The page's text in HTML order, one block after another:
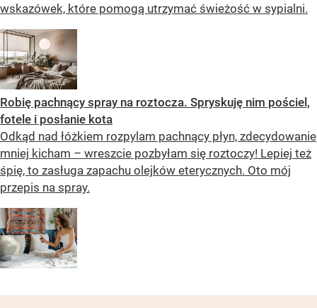
wskazówek, które pomogą utrzymać świeżość w sypialni.
Robię pachnący spray na roztocza. Spryskuję nim pościel,
fotele i posłanie kota
Odkąd nad łóżkiem rozpylam pachnący płyn, zdecydowanie
mniej kicham – wreszcie pozbyłam się roztoczy! Lepiej też
śpię, to zasługa zapachu olejków eterycznych. Oto mój
przepis na spray.